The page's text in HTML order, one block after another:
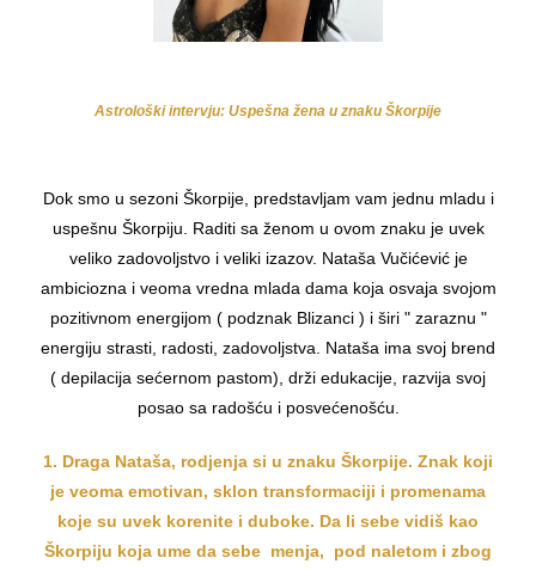
Astrološki intervju: Uspešna žena u znaku Škorpije
Dok smo u sezoni Škorpije, predstavljam vam jednu mladu i
uspešnu Škorpiju. Raditi sa ženom u ovom znaku je uvek
veliko zadovoljstvo i veliki izazov. Nataša Vučićević je
ambiciozna i veoma vredna mlada dama koja osvaja svojom
pozitivnom energijom ( podznak Blizanci ) i širi " zaraznu "
energiju strasti, radosti, zadovoljstva. Nataša ima svoj brend
( depilacija sećernom pastom), drži edukacije, razvija svoj
posao sa radošću i posvećenošću.
1. Draga Nataša, rodjenja si u znaku Škorpije. Znak koji
je veoma emotivan, sklon transformaciji i promenama
koje su uvek korenite i duboke. Da li sebe vidiš kao
Škorpiju koja ume da sebe menja, pod naletom i zbog